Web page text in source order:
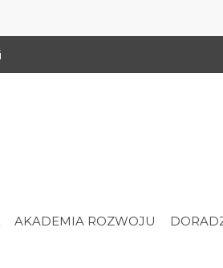
AKADEMIA ROZWOJU